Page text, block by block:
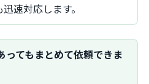
速対応します。
ってもまとめて依頼できま